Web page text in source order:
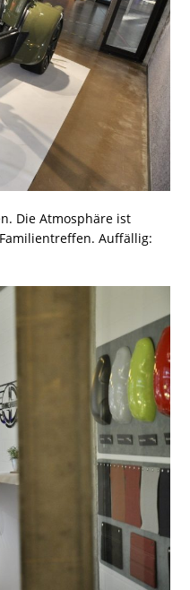
Die Atmosphäre ist
Auffällig: